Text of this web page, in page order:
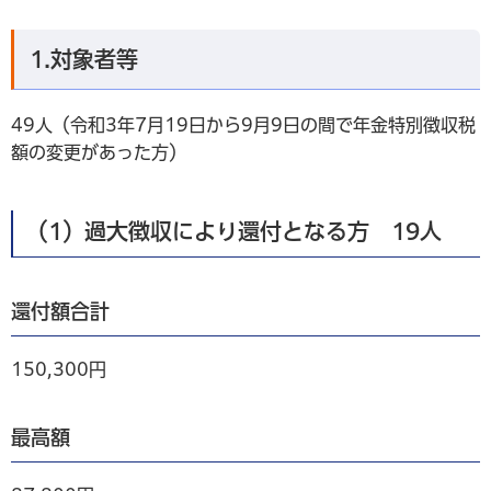
1.対象者等
49人（令和3年7月19日から9月9日の間で年金特別徴収税
額の変更があった方）
（1）過大徴収により還付となる方 19人
還付額合計
150,300円
最高額